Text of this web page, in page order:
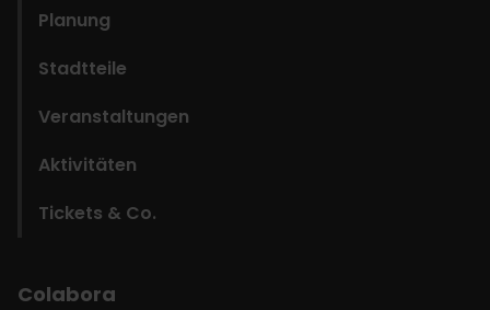
Planung
Stadtteile
Veranstaltungen
Aktivitäten
Tickets & Co.
Colabora